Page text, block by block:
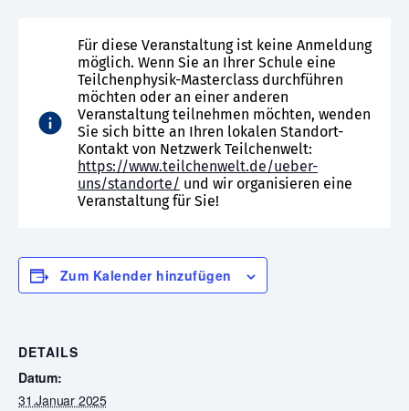
Für diese Veranstaltung ist keine Anmeldung
möglich. Wenn Sie an Ihrer Schule eine
Teilchenphysik-Masterclass durchführen
möchten oder an einer anderen
Veranstaltung teilnehmen möchten, wenden
Sie sich bitte an Ihren lokalen Standort-
Kontakt von Netzwerk Teilchenwelt:
https://www.teilchenwelt.de/ueber-
uns/standorte/ und wir organisieren eine
Veranstaltung für Sie!
Zum Kalender hinzufügen
DETAILS
Datum:
31.Januar 2025